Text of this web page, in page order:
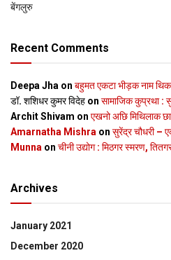
बेंगलुरु
Recent Comments
Deepa Jha on बहुमत एकटा भीड़क नाम
डॉ. शशिधर कुमर विदेह on सामाजिक कुप्रथा :
Archit Shivam on एखनो अछि मिथिलाक
Amarnatha Mishra on सुरेंद्र चौधरी –
Munna on चीनी उद्योग : मिठगर स्‍मरण,
Archives
January 2021
December 2020